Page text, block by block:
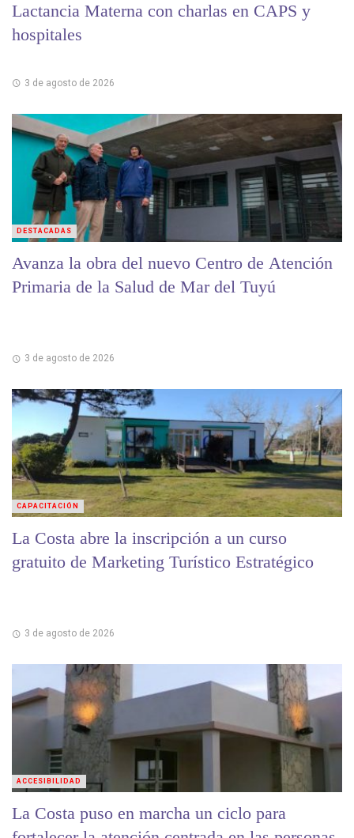
Lactancia Materna con charlas en CAPS y
hospitales
3 de agosto de 2026
Avanza la obra del nuevo Centro de Atención
Primaria de la Salud de Mar del Tuyú
3 de agosto de 2026
DESTACADAS
La Costa abre la inscripción a un curso
gratuito de Marketing Turístico Estratégico
3 de agosto de 2026
CAPACITACIÓN
La Costa puso en marcha un ciclo para
ACCESIBILIDAD